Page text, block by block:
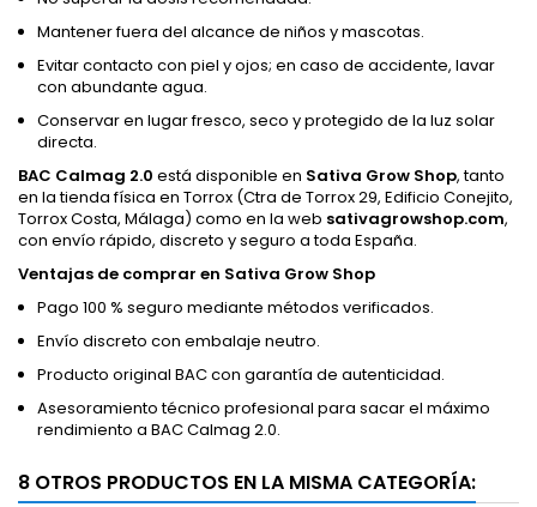
Mantener fuera del alcance de niños y mascotas.
Evitar contacto con piel y ojos; en caso de accidente, lavar
con abundante agua.
Conservar en lugar fresco, seco y protegido de la luz solar
directa.
BAC Calmag 2.0 está disponible en Sativa Grow Shop, tanto
en la tienda física en Torrox (Ctra de Torrox 29, Edificio Conejito,
Torrox Costa, Málaga) como en la web sativagrowshop.com,
con envío rápido, discreto y seguro a toda España.
Ventajas de comprar en Sativa Grow Shop
Pago 100 % seguro mediante métodos verificados.
Envío discreto con embalaje neutro.
Producto original BAC con garantía de autenticidad.
Asesoramiento técnico profesional para sacar el máximo
rendimiento a BAC Calmag 2.0.
8 OTROS PRODUCTOS EN LA MISMA CATEGORÍA: